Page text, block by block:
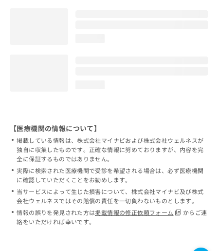
【医療機関の情報について】
掲載している情報は、株式会社マイナビおよび株式会社ウェルネスが
独自に収集したものです。正確な情報に努めておりますが、内容を完
全に保証するものではありません。
実際に検索された医療機関で受診を希望される場合は、必ず医療機関
に確認していただくことをお勧めします。
当サービスによって生じた損害について、株式会社マイナビ及び株式
会社ウェルネスではその賠償の責任を一切負わないものとします。
情報の誤りを発見された方は掲載情報の修正依頼フォーム
からご連
絡をいただければ幸いです。